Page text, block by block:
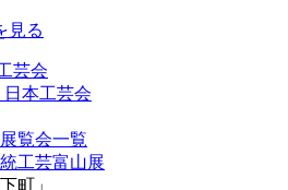
見る
芸会
本工芸会
覧会一覧
工芸富山展
町」